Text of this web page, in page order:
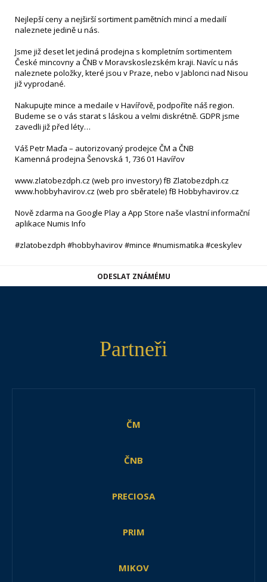
Nejlepší ceny a nejširší sortiment pamětních mincí a medailí
naleznete jedině u nás.
Jsme již deset let jediná prodejna s kompletním sortimentem
České mincovny a ČNB v Moravskoslezském kraji. Navíc u nás
naleznete položky, které jsou v Praze, nebo v Jablonci nad Nisou
již vyprodané.
Nakupujte mince a medaile v Havířově, podpoříte náš region.
Budeme se o vás starat s láskou a velmi diskrétně. GDPR jsme
zavedli již před léty…
Váš Petr Maďa – autorizovaný prodejce ČM a ČNB
Kamenná prodejna Šenovská 1, 736 01 Havířov
www.zlatobezdph.cz (web pro investory) fB Zlatobezdph.cz
www.hobbyhavirov.cz (web pro sběratele) fB Hobbyhavirov.cz
Nově zdarma na Google Play a App Store naše vlastní informační
aplikace Numis Info
#zlatobezdph #hobbyhavirov #mince #numismatika #ceskylev
ODESLAT ZNÁMÉMU
Partneři
ČM
ČNB
PRECIOSA
PRIM
MIKOV